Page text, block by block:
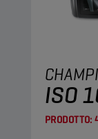
ISO
PRODOTTO: